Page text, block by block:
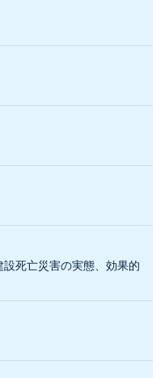
設死亡災害の実態、効果的